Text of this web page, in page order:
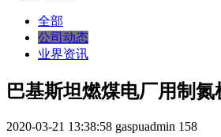
全部
公司动态
业界资讯
巴基斯坦燃煤电厂用制氮
2020-03-21 13:38:58 gaspuadmin 158